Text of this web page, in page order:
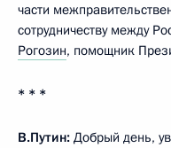
части
сотрудничеству между
Рогозин, помощник
* * *
В.Путин: Добрый день,